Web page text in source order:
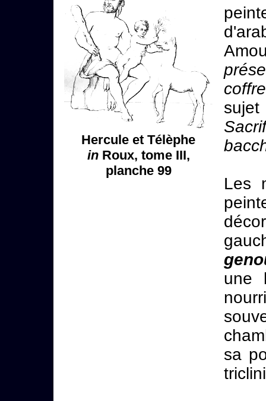
Hercule et Télèphe
inRoux, tome III,
planche 99
Les
une
sa